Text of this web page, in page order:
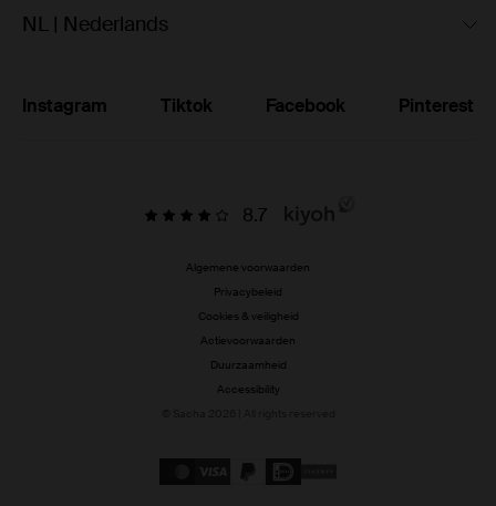
NL | Nederlands
Instagram Tiktok Facebook Pinterest
8.7
Algemene voorwaarden
Privacybeleid
Cookies & veiligheid
Actievoorwaarden
Duurzaamheid
Accessibility